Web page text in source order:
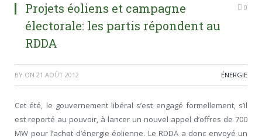
Projets éoliens et campagne
électorale: les partis répondent au
RDDA
0
BY ON 21 AOÛT 2012 ÉNERGIE
Cet été, le gouvernement libéral s’est engagé formellement, s’il
est reporté au pouvoir, à lancer un nouvel appel d’offres de 700
MW pour l’achat d’énergie éolienne. Le RDDA a donc envoyé un